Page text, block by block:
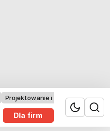
Projektowanie i badania
Dla firm